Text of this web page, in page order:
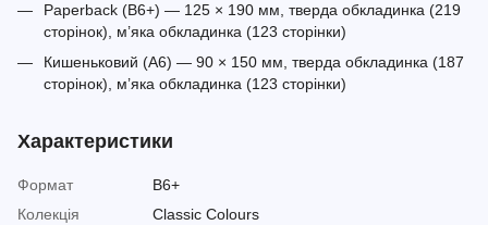
Paperback (B6+) — 125 × 190 мм, тверда обкладинка (219
сторінок), м’яка обкладинка (123 сторінки)
Кишеньковий (A6) — 90 × 150 мм, тверда обкладинка (187
сторінок), м’яка обкладинка (123 сторінки)
Характеристики
Формат
B6+
Колекція
Classic Colours